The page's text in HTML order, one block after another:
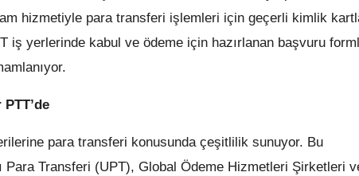
hizmetiyle para transferi işlemleri için geçerli kimlik
iş yerlerinde kabul ve ödeme için hazırlanan başvuru
para transferi konusunda çeşitlilik sunuyor. Bu
Transferi (UPT), Global Ödeme Hizmetleri Şirketleri